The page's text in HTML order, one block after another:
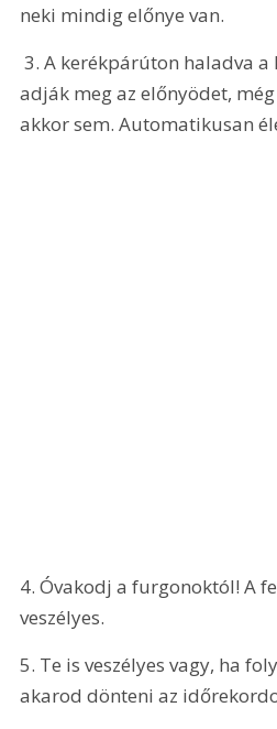
neki mindig előnye van.
3. A kerékpárúton haladva a keresztező autók nem
adják meg az előnyödet,
akkor sem. Automatikusan
4. Óvakodj a furgonoktól! A
veszélyes.
5. Te is veszélyes vagy, ha
akarod dönteni az